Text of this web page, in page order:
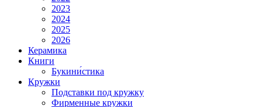
2023
2024
2025
2026
Керамика
Книги
Букини́стика
Кружки
Подставки под кружку
Фирменные кружки